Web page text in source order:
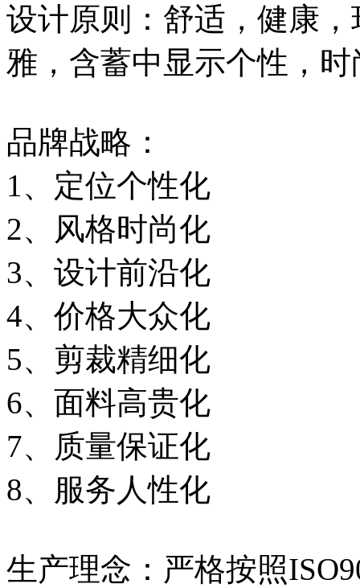
设计原则：舒适，健康
雅，含蓄中显示个性，
品牌战略：
1、定位个性化
2、风格时尚化
3、设计前沿化
4、价格大众化
5、剪裁精细化
6、面料高贵化
7、质量保证化
8、服务人性化
生产理念：严格按照